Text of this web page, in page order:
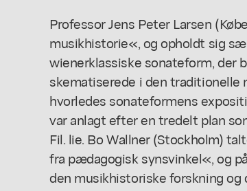
Professor Jens Peter Larsen
musikhistorie«, og opholdt sig
wienerklassiske sonateform, der
skematiserede i den traditionelle
hvorledes sonateformens
var anlagt efter en tredelt plan
Fil. lie. Bo Wallner (Stockholm)
fra pædagogisk synsvinkel«, og
den musikhistoriske forskning